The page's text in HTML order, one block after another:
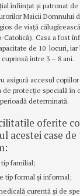
înființat și patronat de
Maicii Domnului
de viață
Catolică). Casa a fost
de 10 locuri,
între 3 – 8 ani.
asigură accesul
de protecție specială în
determinată.
oferite
acestei case
familial;
tip formal și informal;
curentă și de